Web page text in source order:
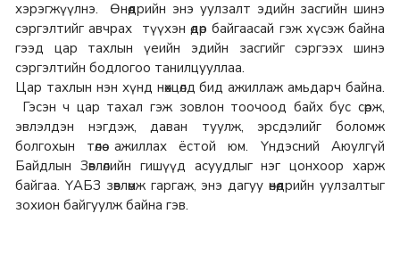
хэрэгжүүлнэ. Өнөөдрийн энэ уулзалт эдийн засгийн шинэ
сэргэлтийг авчрах түүхэн өдөр байгаасай гэж хүсэж байна
гээд цар тахлын үеийн эдийн засгийг сэргээх шинэ
сэргэлтийн бодлогоо танилцууллаа.
Цар тахлын нэн хүнд нөхцөлд бид ажиллаж амьдарч байна.
Гэсэн ч цар тахал гэж зовлон тоочоод байх бус сөрж,
эвлэлдэн нэгдэж, даван туулж, эрсдэлийг боломж
болгохын төлөө ажиллах ёстой юм. Үндэсний Аюулгүй
Байдлын Зөвлөлийн гишүүд асуудлыг нэг цонхоор харж
байгаа. ҮАБЗ зөвлөмж гаргаж, энэ дагуу өнөөдрийн уулзалтыг
зохион байгуулж байна гэв.